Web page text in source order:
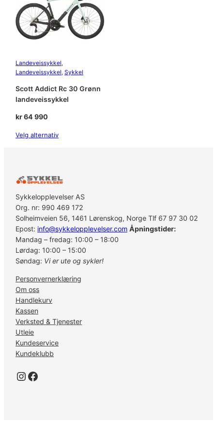
Landeveissykkel
Landeveissykkel, Sykkel
Scott Addict Rc 30 Grønn
landeveissykkel
kr64 990
Velg alternativ
Sykkelopplevelser AS
Org. nr: 990 469 172
Solheimveien 56, 1461 Lørenskog, Norge Tlf 67 97 30 02
Epost: info@sykkelopplevelser.com Åpningstider:
Mandag – fredag: 10:00 – 18:00
Lørdag: 10:00 – 15:00
Søndag: Vi er ute og sykler!
Personvernerklæring
Om oss
Handlekurv
Kassen
Verksted & Tjenester
Utleie
Kundeservice
Kundeklubb
Instagram Facebook